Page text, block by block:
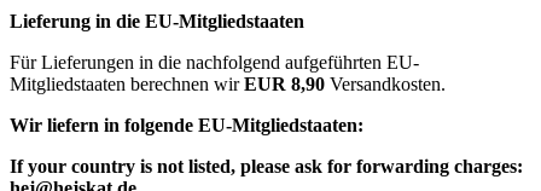
Lieferung in die EU-Mitgliedstaaten
Für Lieferungen in die nachfolgend aufgeführten EU-
Mitgliedstaaten berechnen wirEUR 8,90 Versandkosten.
Wir liefern in folgende EU-Mitgliedstaaten:
If your country is not listed, please ask for forwarding charges: